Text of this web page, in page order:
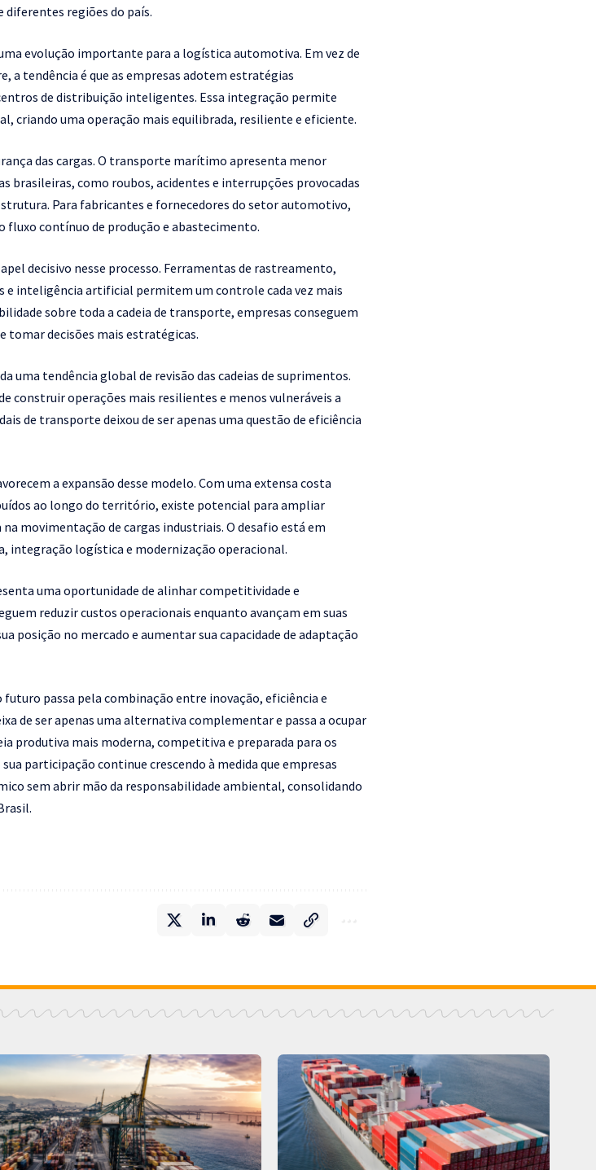
regiões do país.
evolução importante para a logística automotiva. Em vez de
tendência é que as empresas adotem estratégias
de distribuição inteligentes. Essa integração permite
criando uma operação mais equilibrada, resiliente e eficiente.
das cargas. O transporte marítimo apresenta menor
brasileiras, como roubos, acidentes e interrupções provocadas
Para fabricantes e fornecedores do setor automotivo,
fluxo contínuo de produção e abastecimento.
decisivo nesse processo. Ferramentas de rastreamento,
inteligência artificial permitem um controle cada vez mais
sobre toda a cadeia de transporte, empresas conseguem
tomar decisões mais estratégicas.
uma tendência global de revisão das cadeias de suprimentos.
construir operações mais resilientes e menos vulneráveis a
de transporte deixou de ser apenas uma questão de eficiência
a expansão desse modelo. Com uma extensa costa
ao longo do território, existe potencial para ampliar
movimentação de cargas industriais. O desafio está em
logística e modernização operacional.
uma oportunidade de alinhar competitividade e
reduzir custos operacionais enquanto avançam em suas
posição no mercado e aumentar sua capacidade de adaptação
passa pela combinação entre inovação, eficiência e
de ser apenas uma alternativa complementar e passa a ocupar
produtiva mais moderna, competitiva e preparada para os
participação continue crescendo à medida que empresas
sem abrir mão da responsabilidade ambiental, consolidando